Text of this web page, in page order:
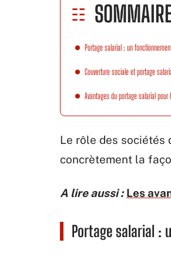
Portage salarial : un
Couverture sociale et portage
Avantages du portage salarial
Le rôle des sociétés
concrètement la
A lire aussi : Les
Portage salarial :